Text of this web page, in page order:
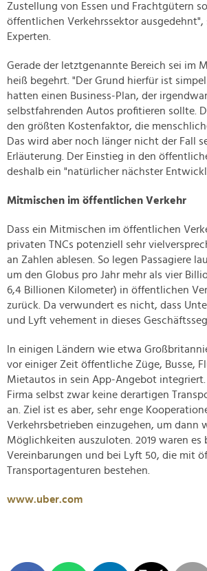
Zustellung von Essen und Frachtgütern
öffentlichen Verkehrssektor ausgedehnt",
Experten.
Gerade der letztgenannte Bereich sei im
heiß begehrt. "Der Grund hierfür ist
hatten einen Business-Plan, der
selbstfahrenden Autos profitieren sollte.
den größten Kostenfaktor, die
Das wird aber noch länger nicht der Fall
Erläuterung. Der Einstieg in den
deshalb ein "natürlicher nächster
Mitmischen im öffentlichen Verkehr
Dass ein Mitmischen im öffentlichen
privaten TNCs potenziell sehr
an Zahlen ablesen. So legen Passagiere
um den Globus pro Jahr mehr als vier
6,4 Billionen Kilometer) in öffentlichen
zurück. Da verwundert es nicht, dass
und Lyft vehement in dieses
In einigen Ländern wie etwa
vor einiger Zeit öffentliche Züge, Busse,
Mietautos in sein App-Angebot
Firma selbst zwar keine derartigen
an. Ziel ist es aber, sehr enge
Verkehrsbetrieben einzugehen, um dann
Möglichkeiten auszuloten. 2019 waren es
Vereinbarungen und bei Lyft 50, die mit
Transportagenturen bestehen.
www.uber.com